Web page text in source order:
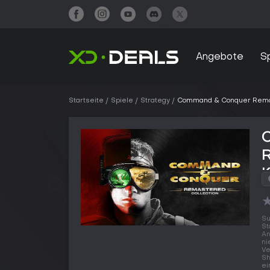
Angebote
Startseite Spiele Strategy Command & Conquer